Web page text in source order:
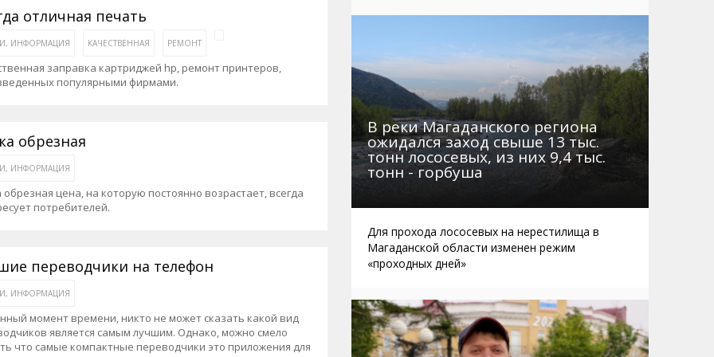
карта
о Колыме
экрана. Заставки
вебкамеры в Магадане
Фотоальбом
Автобусы Магадан – Аэропорт
Таблица приливов отливов
Профсоюзы
Не мусорить
Браконьеры
отличная печать
ИНФОРМАЦИЯ КАЧЕСТВЕННАЯ РЕМОНТ
заправка картриджей hp, ремонт принтеров,
популярными фирмами.
обрезная
ИНФОРМАЦИЯ
обрезная цена, на которую постоянно возрастает, всегда
потребителей.
переводчики на телефон
ИНФОРМАЦИЯ
момент времени, никто не может сказать какой вид
является самым лучшим. Однако, можно смело
что самые компактные переводчики это приложения для
В реки Магаданского региона
ожидался заход свыше 13 тыс.
тонн лососевых, из них 9,4 тыс.
тонн - горбуша
Для прохода лососевых на нерестилища в
Магаданской области изменен режим
«проходных дней»